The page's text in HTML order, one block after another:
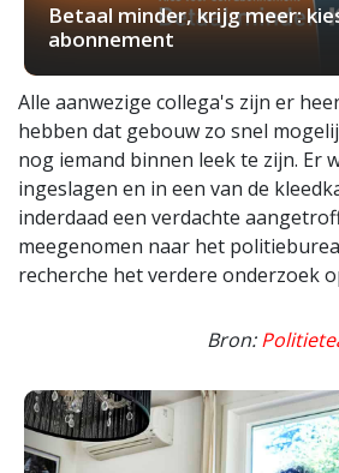
Betaal minder, krijg meer:
abonnement
Alle aanwezige collega's zijn er
hebben dat gebouw zo snel
nog iemand binnen leek te zijn. Er
ingeslagen en in een van de
inderdaad een verdachte
meegenomen naar het
recherche het verdere onderzoek
Bron: